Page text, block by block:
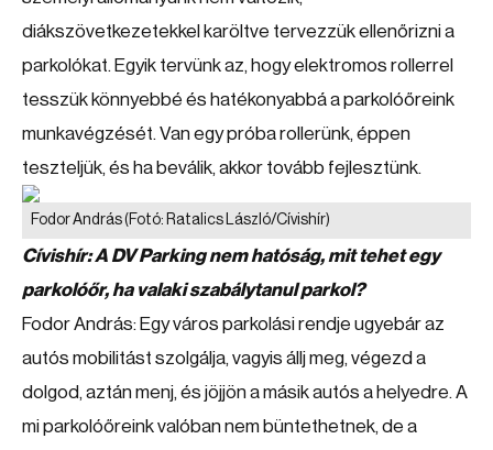
diákszövetkezetekkel karöltve tervezzük ellenőrizni a
parkolókat. Egyik tervünk az, hogy elektromos rollerrel
tesszük könnyebbé és hatékonyabbá a parkolóőreink
munkavégzését. Van egy próba rollerünk, éppen
teszteljük, és ha beválik, akkor tovább fejlesztünk.
Fodor András(Fotó: Ratalics László/Cívishír)
Cívishír: A DV Parking nem hatóság, mit tehet egy
parkolóőr, ha valaki szabálytanul parkol?
Fodor András: Egy város parkolási rendje ugyebár az
autós mobilitást szolgálja, vagyis állj meg, végezd a
dolgod, aztán menj, és jöjjön a másik autós a helyedre. A
mi parkolóőreink valóban nem büntethetnek, de a